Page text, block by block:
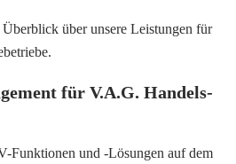
über unsere Leistungen für
für V.A.G. Handels-
Funktionen und -Lösungen auf dem